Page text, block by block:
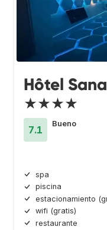
Hôtel Sana
★★★★
7.1
Bueno
spa
piscina
estacionamiento
wifi (gratis)
restaurante